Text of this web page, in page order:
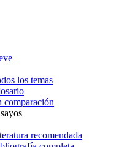
los temas
comparación
recomendada